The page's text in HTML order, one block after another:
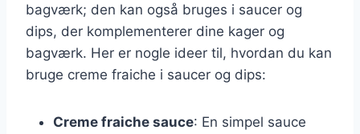
bagværk; den kan også bruges i saucer og
dips, der komplementerer dine kager og
bagværk. Her er nogle ideer til, hvordan du kan
bruge creme fraiche i saucer og dips:
Creme fraiche sauce: En simpel sauce